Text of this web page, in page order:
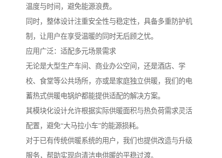
温度与时间，避免能源浪费。
同时，整体设计注重安全性与稳定性，具备多重防护机
制，让用户在享受温暖的同时无后顾之忧。
应用广泛：适配多元场景需求
无论是大型生产车间、商业办公空间，还是酒店、学
校、食堂等公共场所，亦或是家庭独立供暖，我们的电
蓄热式供暖电锅炉都能提供适配的解决方案。
其模块化设计允许根据实际供暖面积与热负荷需求灵活
配置，避免“大马拉小车”的能源损耗。
对于已有传统供暖系统的用户，我们也提供改造与升级
服务，帮助实现向清洁电供暖的平稳过渡。